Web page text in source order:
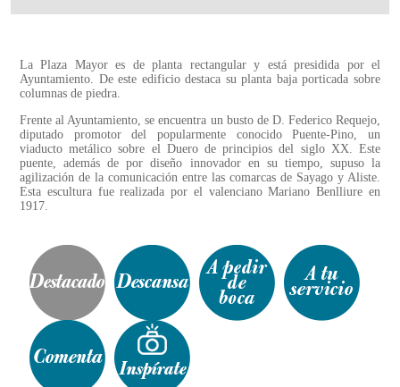
La Plaza Mayor es de planta rectangular y está presidida por el
Ayuntamiento. De este edificio destaca su planta baja porticada sobre
columnas de piedra.
Frente al Ayuntamiento, se encuentra un busto de D. Federico Requejo,
diputado promotor del popularmente conocido Puente-Pino, un
viaducto metálico sobre el Duero de principios del siglo XX. Este
puente, además de por diseño innovador en su tiempo, supuso la
agilización de la comunicación entre las comarcas de Sayago y Aliste.
Esta escultura fue realizada por el valenciano Mariano Benlliure en
1917.